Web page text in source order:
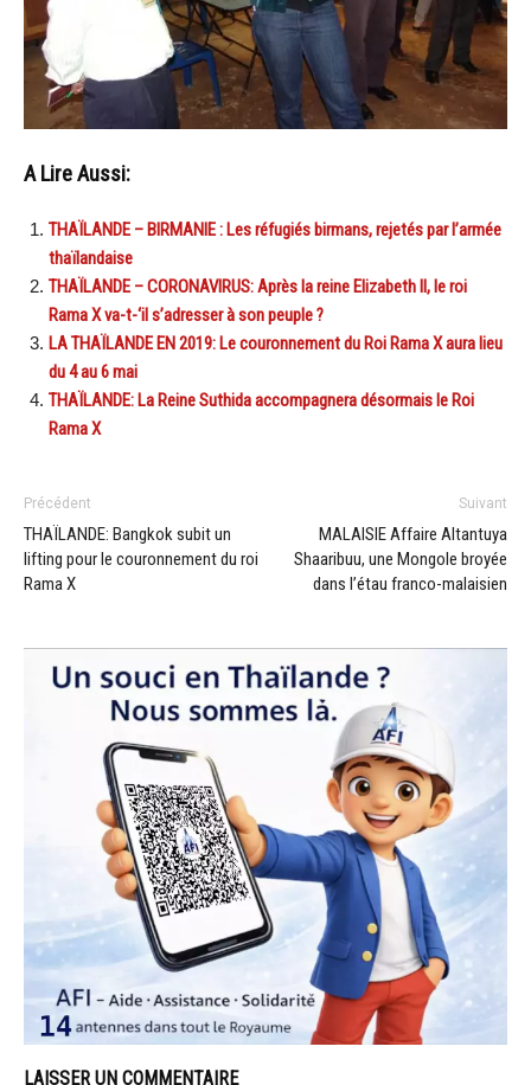
A Lire Aussi:
THAÏLANDE – BIRMANIE : Les réfugiés birmans, rejetés par l’armée
thaïlandaise
THAÏLANDE – CORONAVIRUS: Après la reine Elizabeth II, le roi
Rama X va-t-‘il s’adresser à son peuple ?
LA THAÏLANDE EN 2019: Le couronnement du Roi Rama X aura lieu
du 4 au 6 mai
THAÏLANDE: La Reine Suthida accompagnera désormais le Roi
Rama X
Précédent
THAÏLANDE: Bangkok subit un
lifting pour le couronnement du roi
Rama X
Suivant
MALAISIE Affaire Altantuya
Shaaribuu, une Mongole broyée
dans l’étau franco-malaisien
LAISSER UN COMMENTAIRE